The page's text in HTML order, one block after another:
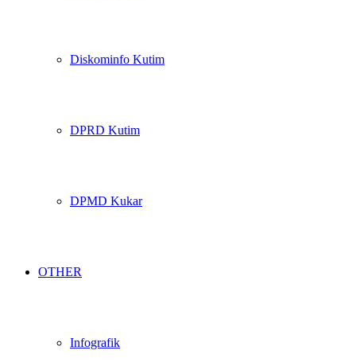
Diskominfo Kutim
DPRD Kutim
DPMD Kukar
OTHER
Infografik